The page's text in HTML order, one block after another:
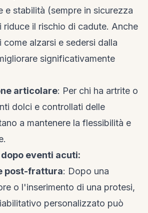
e stabilità (sempre in sicurezza
riduce il rischio di cadute. Anche
come alzarsi e sedersi dalla
significativamente
articolare: Per chi ha artrite o
dolci e controllati delle
a mantenere la flessibilità e
eventi acuti:
post-frattura: Dopo una
o l'inserimento di una protesi,
personalizzato può